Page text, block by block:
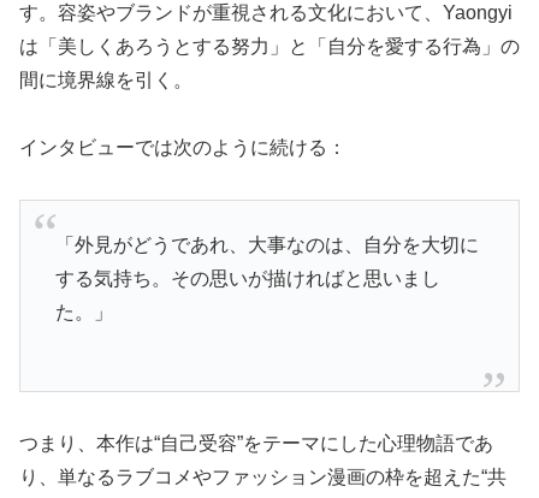
す。容姿やブランドが重視される文化において、Yaongyi
は「美しくあろうとする努力」と「自分を愛する行為」の
間に境界線を引く。
インタビューでは次のように続ける：
「外見がどうであれ、大事なのは、自分を大切に
する気持ち。その思いが描ければと思いまし
た。」
つまり、本作は“自己受容”をテーマにした心理物語であ
り、単なるラブコメやファッション漫画の枠を超えた“共